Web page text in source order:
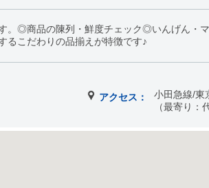
。◎商品の陳列・鮮度チェック◎いんげん・
るこだわりの品揃えが特徴です♪
アクセス：
小田急線/東
（最寄り：